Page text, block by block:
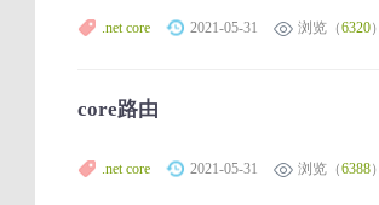
.net core 2021-05-31 浏览（6320）
core路由
.net core 2021-05-31 浏览（6388）